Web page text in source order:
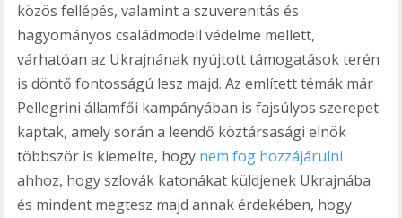
közös fellépés, valamint a szuverenitás és
hagyományos családmodell védelme mellett,
várhatóan az Ukrajnának nyújtott támogatások terén
is döntő fontosságú lesz majd. Az említett témák már
Pellegrini államfői kampányában is fajsúlyos szerepet
kaptak, amely során a leendő köztársasági elnök
többször is kiemelte, hogy nem fog hozzájárulni
ahhoz, hogy szlovák katonákat küldjenek Ukrajnába
és mindent megtesz majd annak érdekében, hogy